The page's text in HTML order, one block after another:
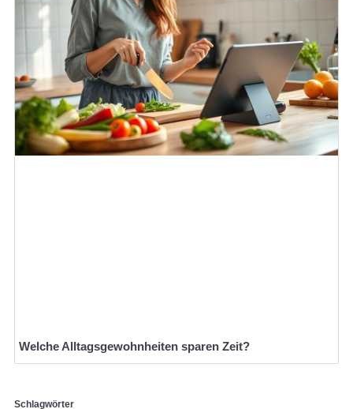
Welche Alltagsgewohnheiten sparen Zeit?
Schlagwörter